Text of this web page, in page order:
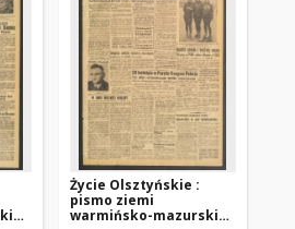
Życie Olsztyńskie :
pismo ziemi
warmińsko-mazurskiej,